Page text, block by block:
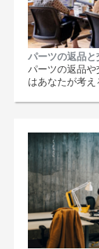
パーツの返品と
パーツの返品
はあなたが考